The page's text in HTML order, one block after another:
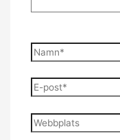
Namn*
E-
post*
Webbplats